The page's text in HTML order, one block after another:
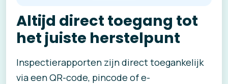
Altijd direct toegang tot
het juiste herstelpunt
Inspectierapporten zijn direct toegankelijk
via een QR-code, pincode of e-